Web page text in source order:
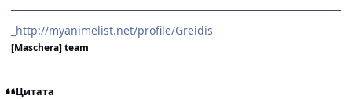
_http://myanimelist.net/profile/Greidis
[Maschera] team
Цитата